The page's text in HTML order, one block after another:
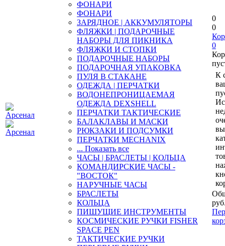
ФОНАРИ
ФОНАРИ
ЗАРЯДНОЕ | АККУМУЛЯТОРЫ
ФЛЯЖКИ | ПОДАРОЧНЫЕ
НАБОРЫ ДЛЯ ПИКНИКА
ФЛЯЖКИ И СТОПКИ
ПОДАРОЧНЫЕ НАБОРЫ
ПОДАРОЧНАЯ УПАКОВКА
ПУЛЯ В СТАКАНЕ
ОДЕЖДА | ПЕРЧАТКИ
ВОДОНЕПРОНИЦАЕМАЯ
ОДЕЖДА DEXSHELL
ПЕРЧАТКИ ТАКТИЧЕСКИЕ
БАЛАКЛАВЫ И МАСКИ
РЮКЗАКИ И ПОДСУМКИ
ПЕРЧАТКИ MECHANIX
... Показать все
ЧАСЫ | БРАСЛЕТЫ | КОЛЬЦА
КОМАНДИРСКИЕ ЧАСЫ -
"ВОСТОК"
НАРУЧНЫЕ ЧАСЫ
БРАСЛЕТЫ
КОЛЬЦА
ПИШУЩИЕ ИНСТРУМЕНТЫ
КОСМИЧЕСКИЕ РУЧКИ FISHER
SPACE PEN
ТАКТИЧЕСКИЕ РУЧКИ
0
0
0
К